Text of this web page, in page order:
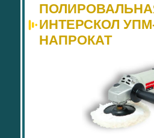
ИНТЕРСКОЛ
НАПРОКАТ